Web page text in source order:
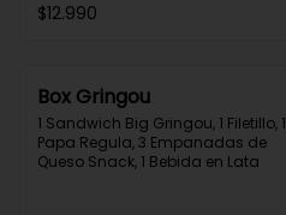
$12.990
Box Gringou
1 Sandwich Big Gringou, 1 Filetillo, 1
Papa Regula, 3 Empanadas de
Queso Snack, 1 Bebida en Lata